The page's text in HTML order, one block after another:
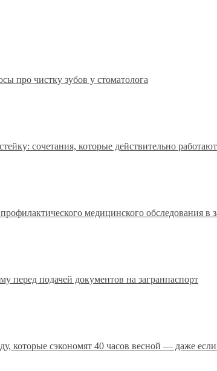
про чистку зубов у стоматолога
сочетания, которые действительно работают
медицинского обследования в
перед подачей документов на загранпаспорт
которые сэкономят 40 часов весной — даже